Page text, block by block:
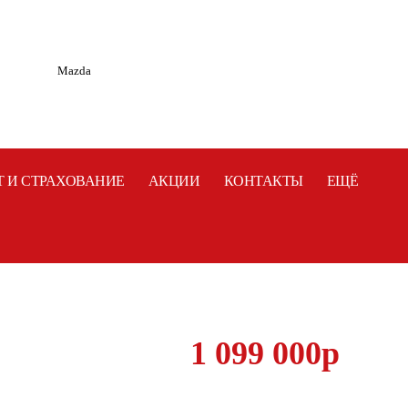
Mazda
И СТРАХОВАНИЕ АКЦИИ КОНТАКТЫ ЕЩЁ
1 099 000p